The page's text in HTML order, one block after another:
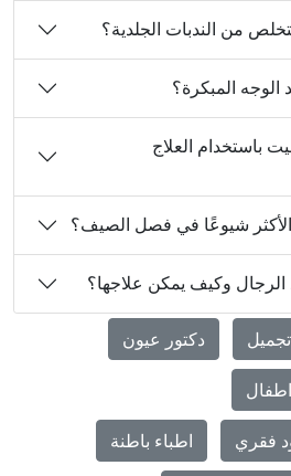
من الندبات الجلدية؟
المبكرة؟
باستخدام العلاج
الأكثر شيوعًا في فصل الصيف؟
وكيف يمكن علاجها؟
دكتور عيون
فقري اطباء باطنة